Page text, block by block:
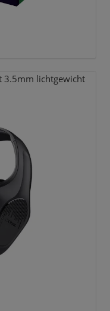
3.5mm lichtgewicht